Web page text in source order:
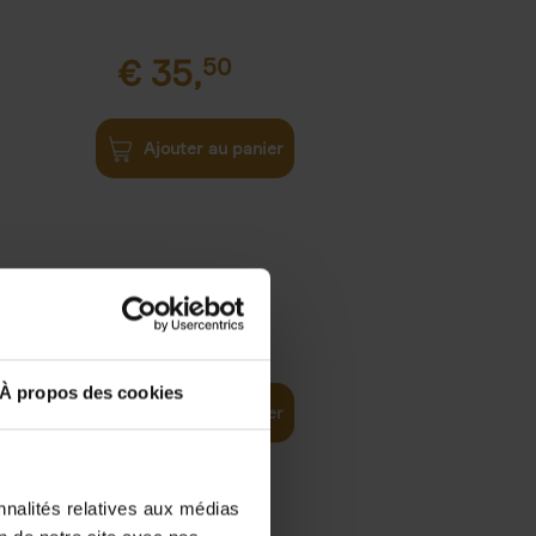
À propos des cookies
relatives aux médias
€ 35,50
Ajouter au panier
37,50
Ajouter au panier